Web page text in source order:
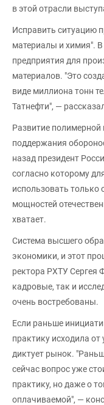
в этой отрасли
Исправить ситуацию
материалы и химия". В
предприятия для
материалов. "Это
виде миллиона тонн
Татнефти", —
Развитие
поддержания
назад президент
согласно которому
использовать только
мощностей
хватает.
Система высшего
экономики, и этот
ректора РХТУ Сергея
кадровые, так и
очень востребованы.
Если раньше
практику исходила от
диктует рынок.
сейчас вопрос уже
практику, но даже о
оплачиваемой", —